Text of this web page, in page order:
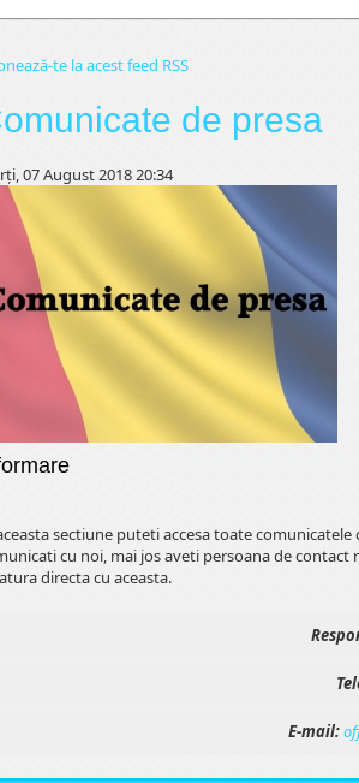
te la acest feed RSS
de presa
07 August 2018 20:34
sectiune puteti accesa toate
cu noi, mai jos aveti persoana de
directa cu aceasta.
E-mail: